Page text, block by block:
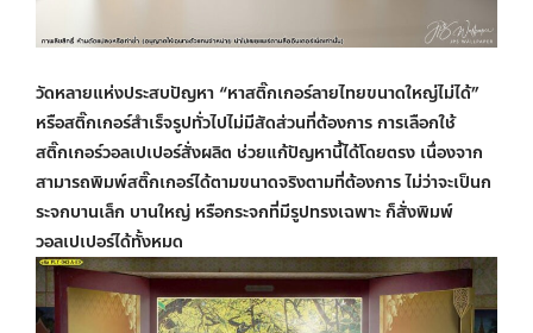
วัดหลายแห่งประสบปัญหา “หาสติ๊กเกอร์ลายไทยขนาดใหญ่ไม่ได้”
หรือสติ๊กเกอร์สำเร็จรูปทั่วไปไม่มีสัดส่วนที่ต้องการ การเลือกใช้
สติ๊กเกอร์วอลเปเปอร์สั่งผลิต ช่วยแก้ปัญหานี้ได้โดยตรง เนื่องจาก
สามารถพิมพ์สติ๊กเกอร์ได้ตามขนาดจริงตามที่ต้องการ ไม่ว่าจะเป็นก
ระจกบานเล็ก บานใหญ่ หรือกระจกที่มีรูปทรงเฉพาะ ก็สั่งพิมพ์
วอลเปเปอร์ได้ทั้งหมด